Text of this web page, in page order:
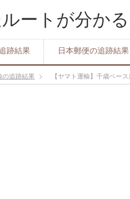
ートが分か
跡結果 日本郵便の追跡結果
の追跡結果 【ヤマト運輸】千歳ベー